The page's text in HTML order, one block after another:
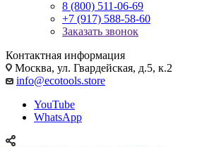
8 (800) 511-06-69
+7 (917) 588-58-60
Заказать звонок
Контактная информация
Москва, ул. Гвардейская, д.5, к.2
info@ecotools.store
YouTube
WhatsApp